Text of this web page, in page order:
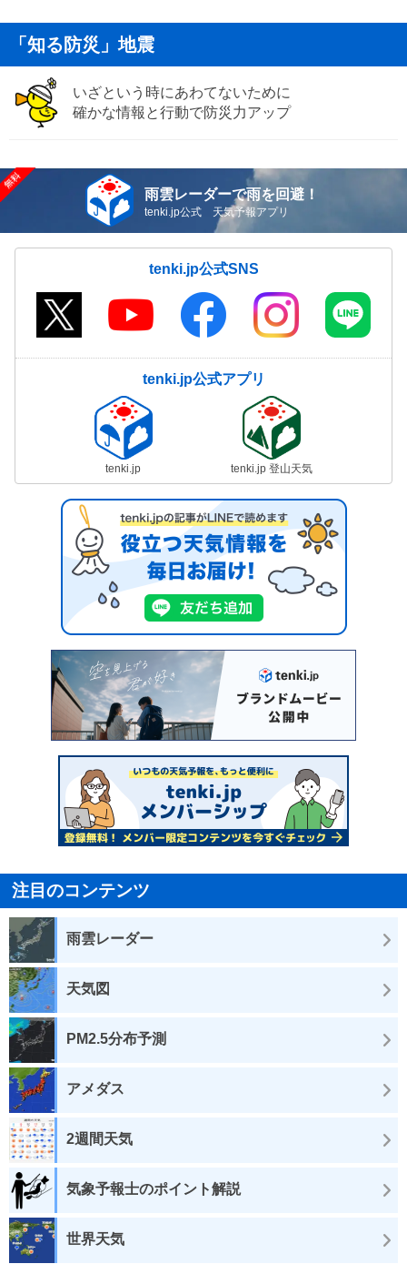
「知る防災」地震
いざという時にあわてないために
確かな情報と行動で防災力アップ
雨雲レーダーで雨を回避！
tenki.jp公式 天気予報アプリ
tenki.jp公式SNS
tenki.jp公式アプリ
tenki.jp tenki.jp 登山天気
注目のコンテンツ
雨雲レーダー
天気図
PM2.5分布予測
アメダス
2週間天気
気象予報士のポイント解説
世界天気